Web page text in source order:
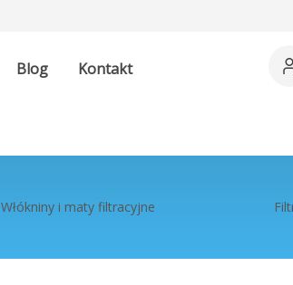
Blog Kontakt
Włókniny i maty filtracyjne